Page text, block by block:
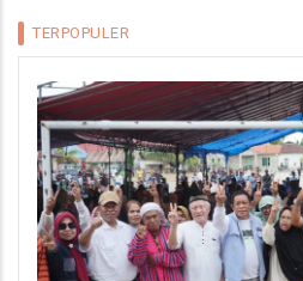
TERPOPULER